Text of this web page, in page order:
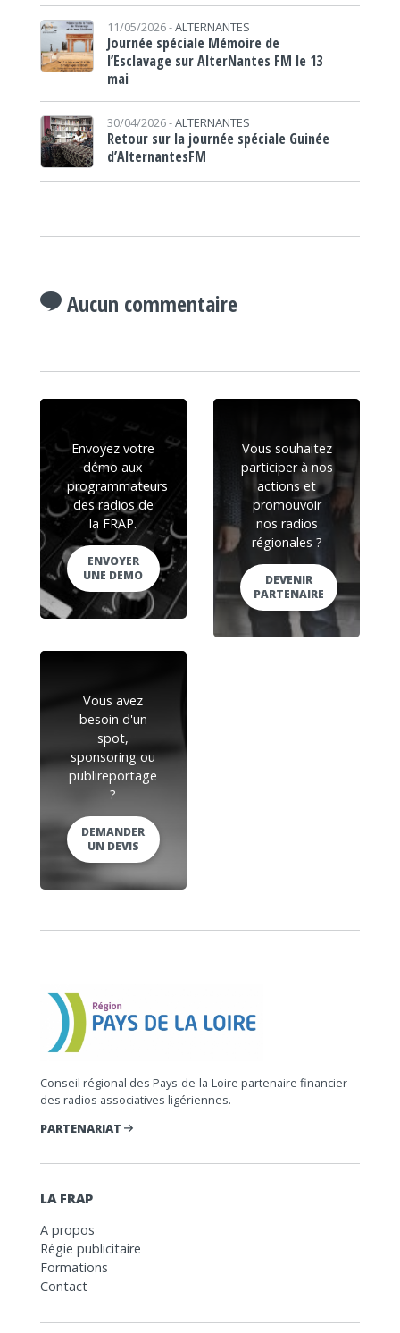
11/05/2026 -ALTERNANTES
Journée spéciale Mémoire de
l’Esclavage sur AlterNantes FM le 13
mai
30/04/2026 -ALTERNANTES
Retour sur la journée spéciale Guinée
d’AlternantesFM
Aucun commentaire
Envoyez votre
démo aux
programmateurs
des radios de
la FRAP.
ENVOYER
UNE DEMO
Vous souhaitez
participer à nos
actions et
promouvoir
nos radios
régionales ?
DEVENIR
PARTENAIRE
Vous avez
besoin d'un
spot,
sponsoring ou
publireportage
?
DEMANDER
UN DEVIS
Conseil régional des Pays-de-la-Loire partenaire financier
des radios associatives ligériennes.
PARTENARIAT
LA FRAP
A propos
Régie publicitaire
Formations
Contact